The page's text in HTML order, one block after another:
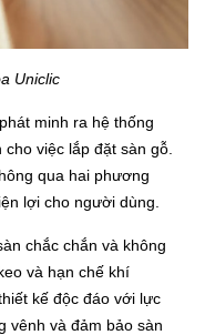
Uniclic
minh ra hệ thống
việc lắp đặt sàn gỗ.
qua hai phương
lợi cho người dùng.
chắc chắn và không
và hạn chế khí
kế độc đáo với lực
vênh và đảm bảo sàn